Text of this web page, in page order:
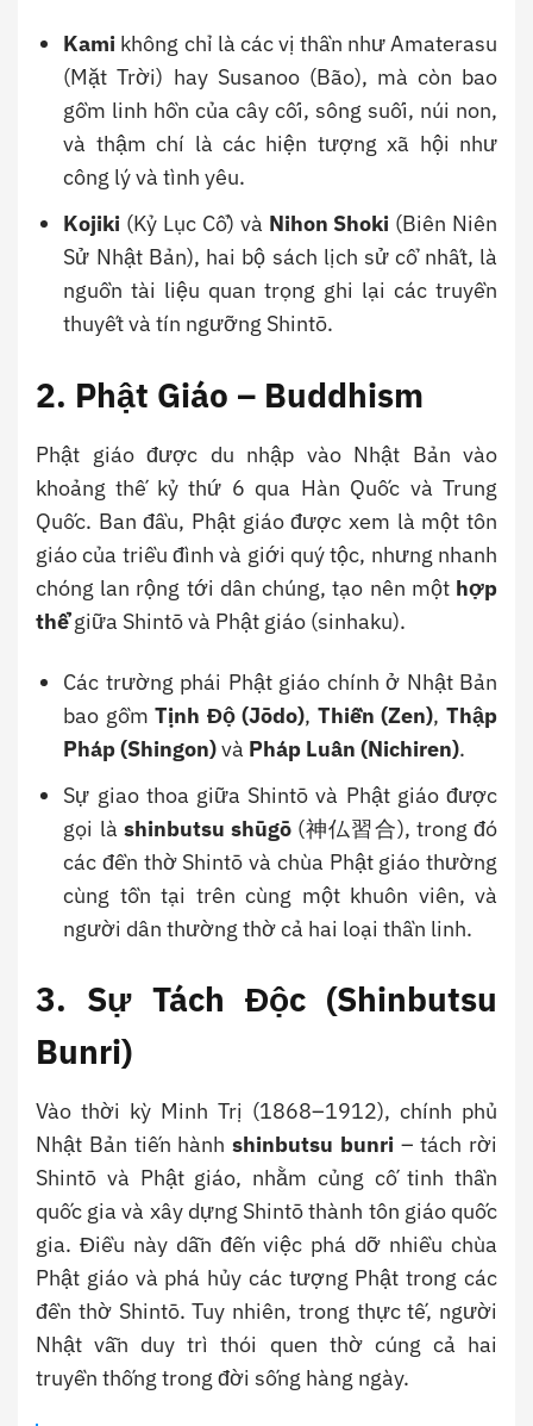
Kami không chỉ là các vị thần như Amaterasu
(Mặt Trời) hay Susanoo (Bão), mà còn bao
gồm linh hồn của cây cối, sông suối, núi non,
và thậm chí là các hiện tượng xã hội như
công lý và tình yêu.
Kojiki (Kỷ Lục Cổ) và Nihon Shoki (Biên Niên
Sử Nhật Bản), hai bộ sách lịch sử cổ nhất, là
nguồn tài liệu quan trọng ghi lại các truyền
thuyết và tín ngưỡng Shintō.
2. Phật Giáo – Buddhism
Phật giáo được du nhập vào Nhật Bản vào
khoảng thế kỷ thứ 6 qua Hàn Quốc và Trung
Quốc. Ban đầu, Phật giáo được xem là một tôn
giáo của triều đình và giới quý tộc, nhưng nhanh
chóng lan rộng tới dân chúng, tạo nên một hợp
thểgiữa Shintō và Phật giáo (sinhaku).
Các trường phái Phật giáo chính ở Nhật Bản
bao gồmTịnh Độ (Jōdo), Thiền (Zen), Thập
Pháp (Shingon)và Pháp Luân (Nichiren).
Sự giao thoa giữa Shintō và Phật giáo được
gọi là shinbutsu shūgō(神仏習合), trong đó
các đền thờ Shintō và chùa Phật giáo thường
cùng tồn tại trên cùng một khuôn viên, và
người dân thường thờ cả hai loại thần linh.
3. Sự Tách Độc (Shinbutsu
Bunri)
Vào thời kỳ Minh Trị (1868–1912), chính phủ
Nhật Bản tiến hành shinbutsu bunri – tách rời
Shintō và Phật giáo, nhằm củng cố tinh thần
quốc gia và xây dựng Shintō thành tôn giáo quốc
gia. Điều này dẫn đến việc phá dỡ nhiều chùa
Phật giáo và phá hủy các tượng Phật trong các
đền thờ Shintō. Tuy nhiên, trong thực tế, người
Nhật vẫn duy trì thói quen thờ cúng cả hai
truyền thống trong đời sống hàng ngày.